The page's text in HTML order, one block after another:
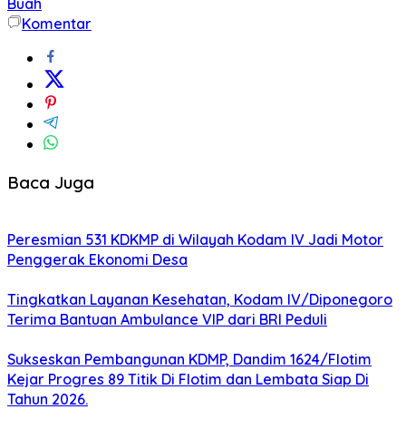
Komentar
Baca Juga
Peresmian 531 KDKMP di Wilayah Kodam IV Jadi Motor
Penggerak Ekonomi Desa
Tingkatkan Layanan Kesehatan, Kodam IV/Diponegoro
Terima Bantuan Ambulance VIP dari BRI Peduli
Sukseskan Pembangunan KDMP, Dandim 1624/Flotim
Kejar Progres 89 Titik Di Flotim dan Lembata Siap Di
Tahun 2026.